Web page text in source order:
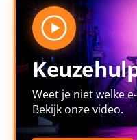
Weet je niet welke
Bekijk onze video.